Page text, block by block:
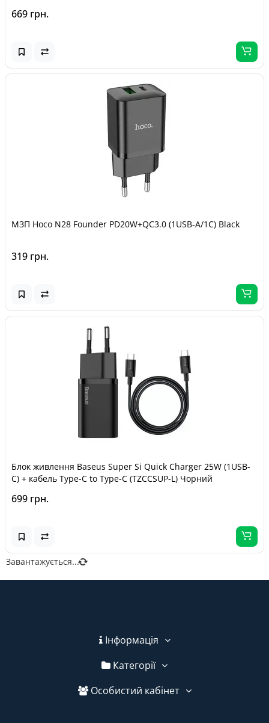
669 грн.
МЗП Hoco N28 Founder PD20W+QC3.0 (1USB-A/1C) Black
319 грн.
Блок живлення Baseus Super Si Quick Charger 25W (1USB-
C) + кабель Type-C to Type-C (TZCCSUP-L) Чорний
699 грн.
Завантажується...
Інформація
Категорії
Особистий кабінет